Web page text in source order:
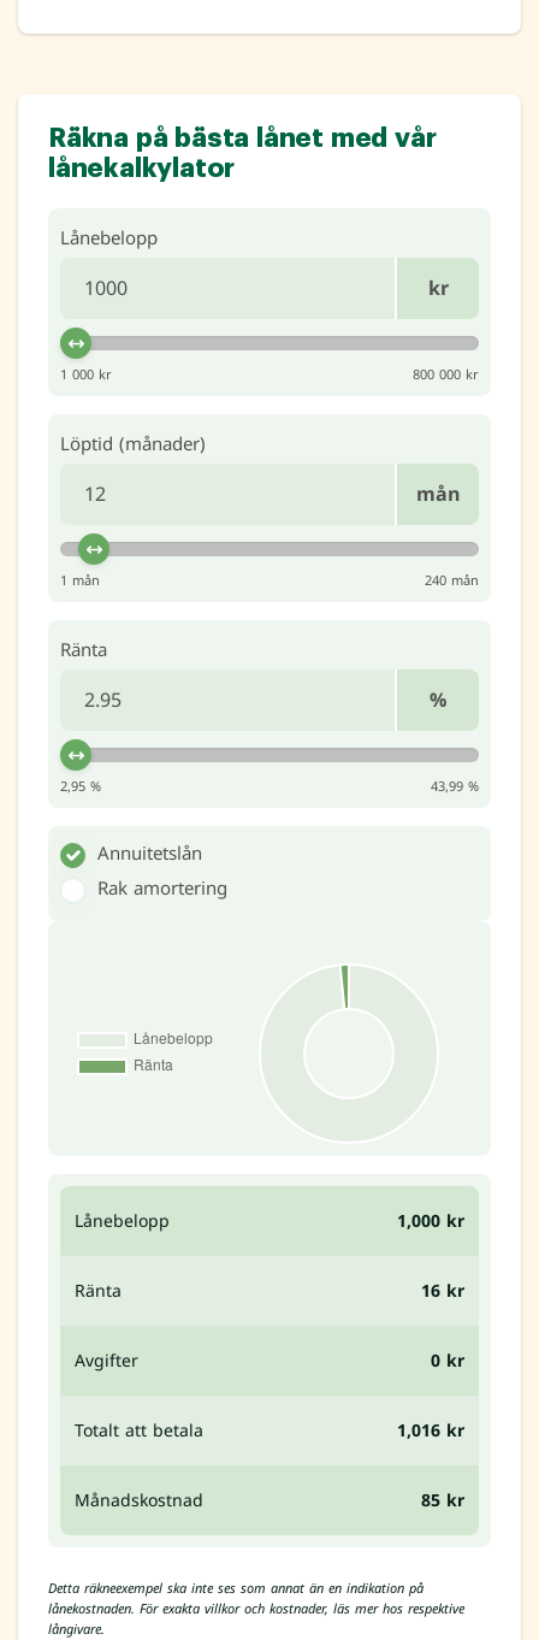
Räkna på bästa lånet med vår
lånekalkylator
Lånebelopp
kr
1 000 kr 800 000 kr
Löptid (månader)
mån
1 mån 240 mån
Ränta
%
2,95 % 43,99 %
Annuitetslån
Rak amortering
Lånebelopp 1,000 kr
Ränta 16 kr
Avgifter 0 kr
Totalt att betala 1,016 kr
Månadskostnad 85 kr
Detta räkneexempel ska inte ses som annat än en indikation på
lånekostnaden. För exakta villkor och kostnader, läs mer hos respektive
långivare.